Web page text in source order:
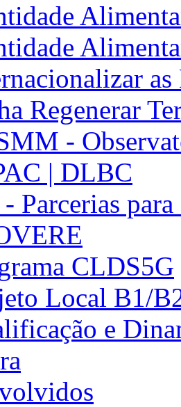
Regenerar
-
| DLBC
Parcerias
CLDS5G
Local B1/
e